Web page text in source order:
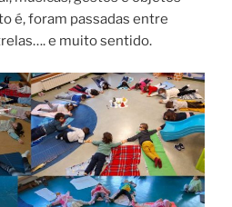
é, foram passadas entre
e muito sentido.